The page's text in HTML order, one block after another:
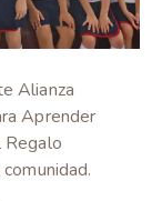
Alianza
Aprender
Regalo